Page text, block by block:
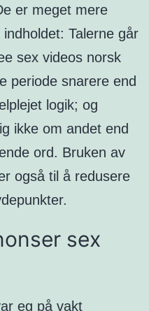
er meget mere
Talerne går
sex videos norsk
periode snarere end
logik; og
ikke om andet end
ord. Bruken av
også til å redusere
sex
eg på vakt